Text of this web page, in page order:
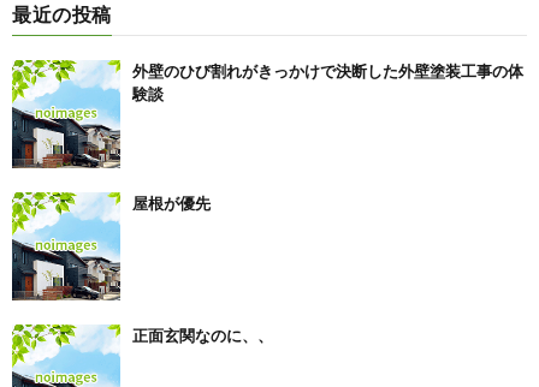
最近の投稿
外壁のひび割れがきっかけで決断した外壁塗装工事の体
験談
屋根が優先
正面玄関なのに、、